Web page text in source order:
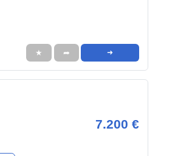
★ ➦ ➜
7.200 €